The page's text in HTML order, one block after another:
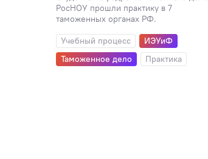
РосНОУ прошли практику в 7
таможенных органах РФ.
Учебный процесс
ИЭУиФ
Таможенное дело
Практика